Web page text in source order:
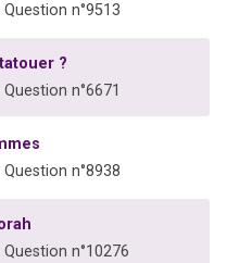
n°9513
?
n°6671
n°8938
n°10276